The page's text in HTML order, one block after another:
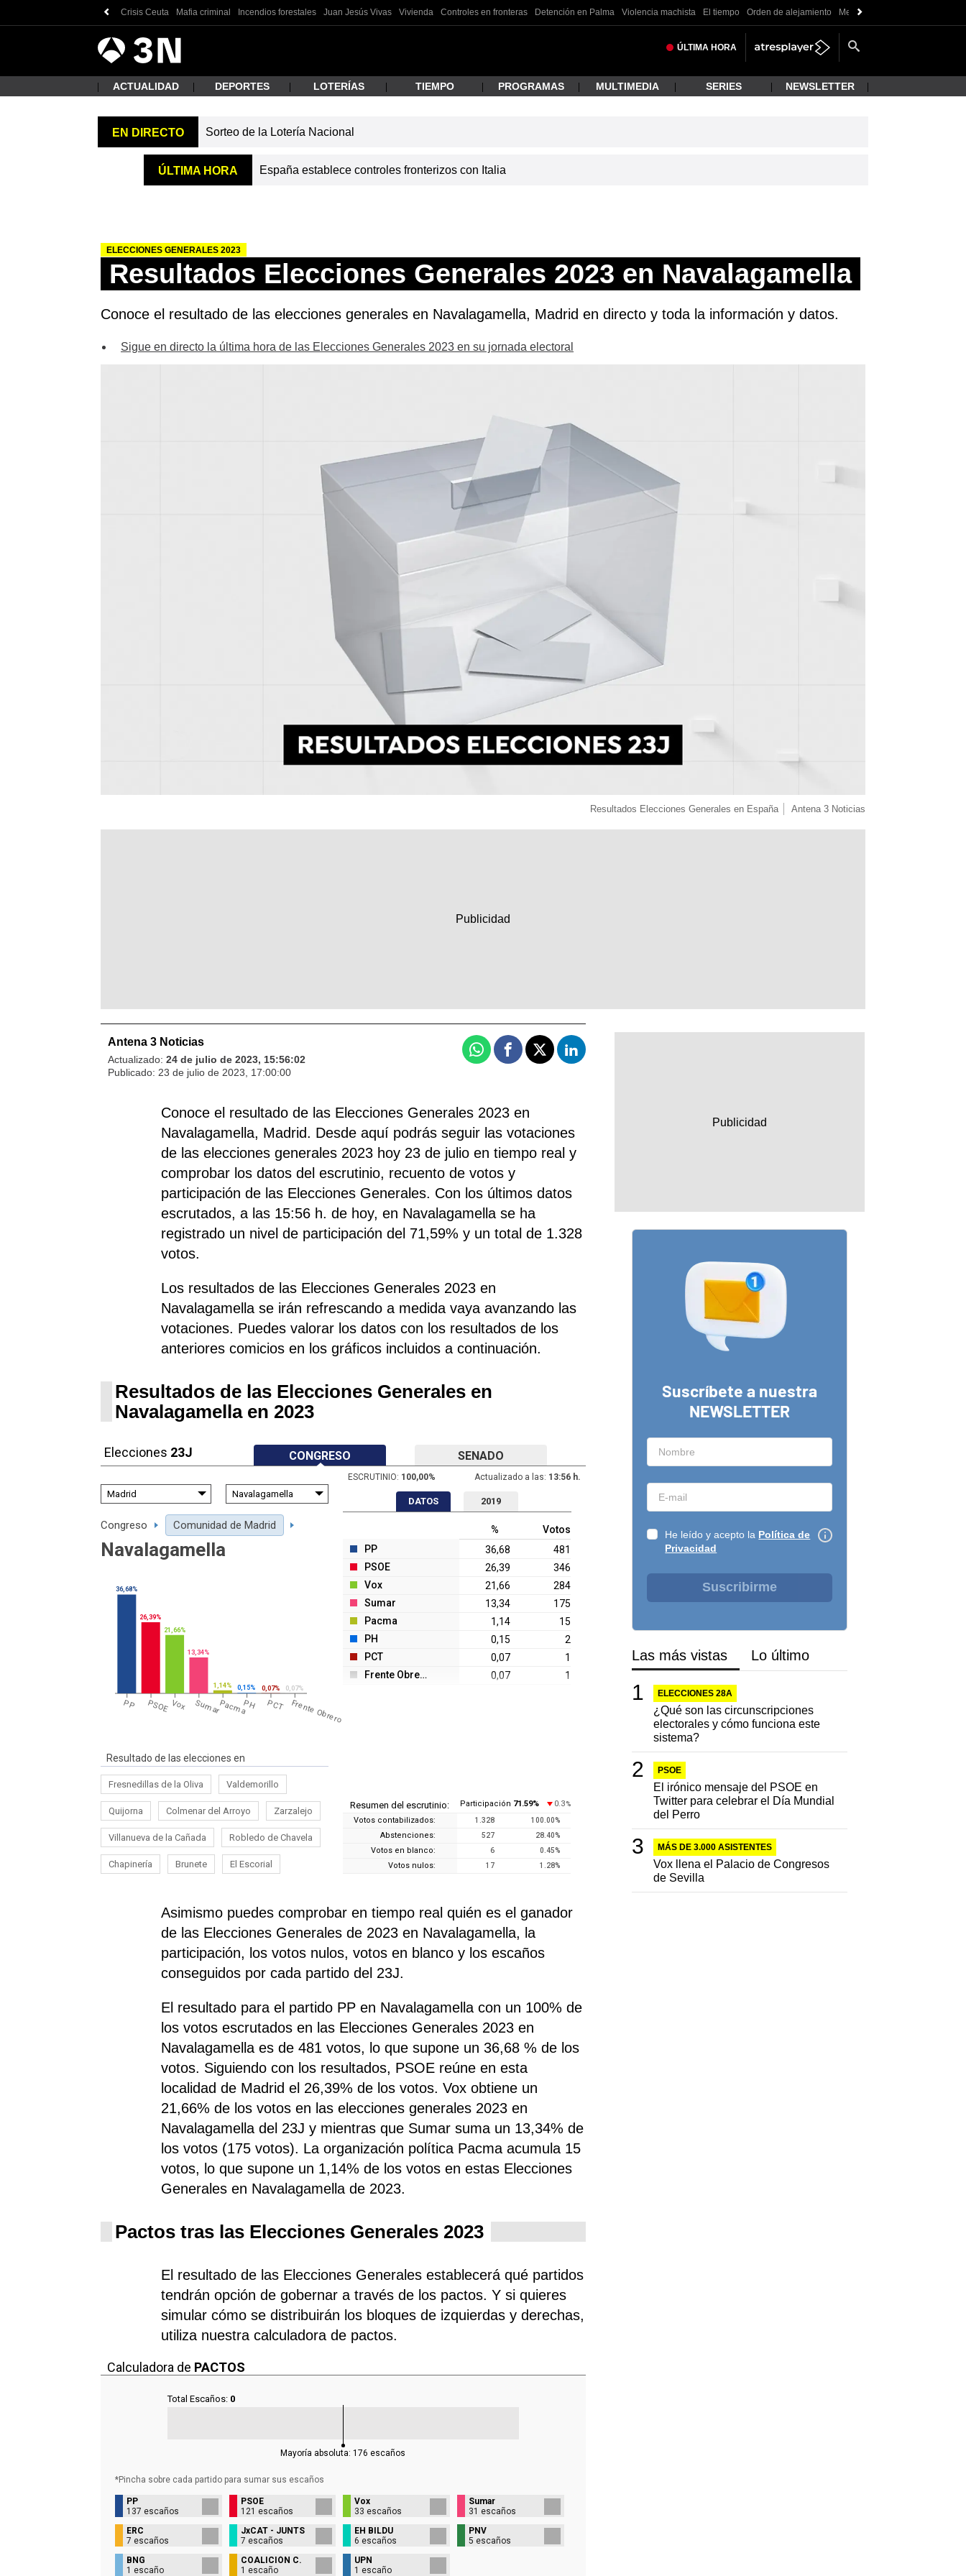
Crisis Ceuta Mafia criminal Incendios forestales Juan Jesús Vivas Vivienda Controles en fronteras Detención en Palma Violencia machista El tiempo Orden de alejamiento Messi
3
Noticias ÚLTIMA HORA
¿Qué estás buscando?
ACTUALIDAD DEPORTES LOTERÍAS TIEMPO PROGRAMAS MULTIMEDIA SERIES NEWSLETTER
EN DIRECTO Sorteo de la Lotería Nacional
ÚLTIMA HORA España establece controles fronterizos con Italia
ELECCIONES GENERALES 2023
Resultados Elecciones Generales 2023 en Navalagamella
Conoce el resultado de las elecciones generales en Navalagamella, Madrid en directo y toda la información y datos.
Sigue en directo la última hora de las Elecciones Generales 2023 en su jornada electoral
Resultados Elecciones Generales en España Antena 3 Noticias
Antena 3 Noticias
Actualizado: 24 de julio de 2023, 15:56:02
Publicado: 23 de julio de 2023, 17:00:00
WhatsappFacebook
X Linkedin
Conoce el resultado de las Elecciones Generales 2023 en
Navalagamella, Madrid. Desde aquí podrás seguir las votaciones
de las elecciones generales 2023 hoy 23 de julio en tiempo real y
comprobar los datos del escrutinio, recuento de votos y
participación de las Elecciones Generales. Con los últimos datos
escrutados, a las 15:56 h. de hoy, en Navalagamella se ha
registrado un nivel de participación del 71,59% y un total de 1.328
votos.
Los resultados de las Elecciones Generales 2023 en
Navalagamella se irán refrescando a medida vaya avanzando las
votaciones. Puedes valorar los datos con los resultados de los
anteriores comicios en los gráficos incluidos a continuación.
Resultados de las Elecciones Generales en
Navalagamella en 2023
Elecciones 23J CONGRESO SENADO
ESCRUTINIO: 100,00% Actualizado a las: 13:56 h.
Congreso Comunidad de Madrid
Navalagamella
PP PSOE Vox SumarPacmaPH PCT Frente Obrero
36,68%
26,39%
21,66%
13,34%
1,14% 0,15% 0,07% 0,07%
Resultado de las elecciones en
Fresnedillas de la Oliva Valdemorillo
Quijorna Colmenar del Arroyo Zarzalejo
Villanueva de la Cañada Robledo de Chavela
Chapinería Brunete El Escorial
DATOS 2019
%
Votos
PP
36,68
481
PSOE
26,39
346
Vox
21,66
284
Sumar
13,34
175
Pacma
1,14
15
PH
0,15
2
PCT
0,07
1
Frente Obrero
0,07 1
Resumen del escrutinio: Participación 71.59% 0.3 %
Votos contabilizados: 1.328 100.00%
Abstenciones: 527 28.40%
Votos en blanco: 6 0.45%
Votos nulos: 17 1.28%
Asimismo puedes comprobar en tiempo real quién es el ganador
de las Elecciones Generales de 2023 en Navalagamella, la
participación, los votos nulos, votos en blanco y los escaños
conseguidos por cada partido del 23J.
El resultado para el partido PP en Navalagamella con un 100% de
los votos escrutados en las Elecciones Generales 2023 en
Navalagamella es de 481 votos, lo que supone un 36,68 % de los
votos. Siguiendo con los resultados, PSOE reúne en esta
localidad de Madrid el 26,39% de los votos. Vox obtiene un
21,66% de los votos en las elecciones generales 2023 en
Navalagamella del 23J y mientras que Sumar suma un 13,34% de
los votos (175 votos). La organización política Pacma acumula 15
votos, lo que supone un 1,14% de los votos en estas Elecciones
Generales en Navalagamella de 2023.
Pactos tras las Elecciones Generales 2023
El resultado de las Elecciones Generales establecerá qué partidos
tendrán opción de gobernar a través de los pactos. Y si quieres
simular cómo se distribuirán los bloques de izquierdas y derechas,
utiliza nuestra calculadora de pactos.
Calculadora de PACTOS
Total Escaños: 0
Mayoría absoluta:176 escaños
*Pincha sobre cada partido para sumar sus escaños
PP
137 escaños
PSOE
121 escaños
Vox
33 escaños
Sumar
31 escaños
ERC
7 escaños
JxCAT - JUNTS
7 escaños
EH BILDU
6 escaños
PNV
5 escaños
BNG
1 escaño
COALICIÓN C.
1 escaño
UPN
1 escaño
Suscríbete a nuestra
NEWSLETTER
He leído y acepto la Política de
Privacidad
Suscribirme
Las más vistas Lo último
ELECCIONES 28A
¿Qué son las circunscripciones
electorales y cómo funciona este
sistema?
PSOE
El irónico mensaje del PSOE en
Twitter para celebrar el Día Mundial
del Perro
MÁS DE 3.000 ASISTENTES
Vox llena el Palacio de Congresos
de Sevilla